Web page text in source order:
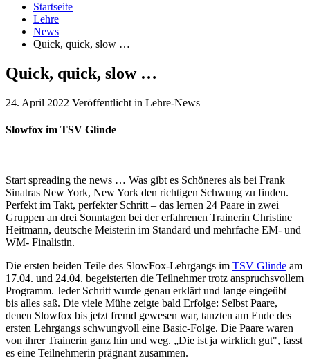
Startseite
Lehre
News
Quick, quick, slow …
Quick, quick, slow …
24. April 2022 Veröffentlicht in Lehre-News
Slowfox im TSV Glinde
Start spreading the news … Was gibt es Schöneres als bei Frank
Sinatras New York, New York den richtigen Schwung zu finden.
Perfekt im Takt, perfekter Schritt – das lernen 24 Paare in zwei
Gruppen an drei Sonntagen bei der erfahrenen Trainerin Christine
Heitmann, deutsche Meisterin im Standard und mehrfache EM- und
WM- Finalistin.
Die ersten beiden Teile des SlowFox-Lehrgangs im TSV Glinde am
17.04. und 24.04. begeisterten die Teilnehmer trotz anspruchsvollem
Programm. Jeder Schritt wurde genau erklärt und lange eingeübt –
bis alles saß. Die viele Mühe zeigte bald Erfolge: Selbst Paare,
denen Slowfox bis jetzt fremd gewesen war, tanzten am Ende des
ersten Lehrgangs schwungvoll eine Basic-Folge. Die Paare waren
von ihrer Trainerin ganz hin und weg. „Die ist ja wirklich gut", fasst
es eine Teilnehmerin prägnant zusammen.